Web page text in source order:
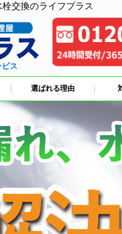
交換のライフプラス
ス
選ばれる理由